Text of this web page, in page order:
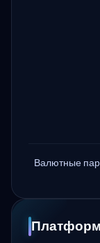
Валютные